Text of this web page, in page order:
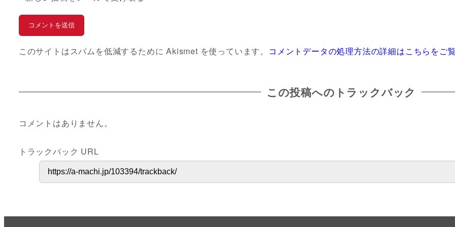
このサイトはスパムを低減するために Akismet を使っています。 コメントデータの処理方法の詳細はこちらをご
この投稿へのトラックバック
コメントはありません。
トラックバック URL